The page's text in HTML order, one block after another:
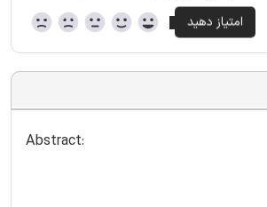
Abstract: